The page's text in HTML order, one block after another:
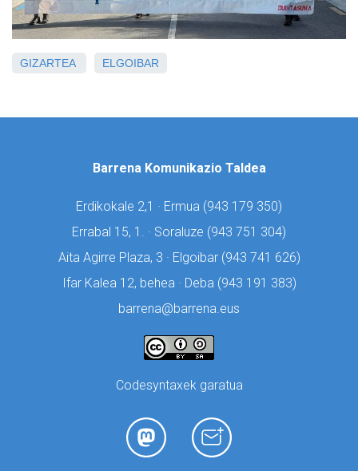
GIZARTEA ELGOIBAR
Barrena Komunikazio Taldea
Erdikokale 2,1 · Ermua (943 179 350)
Errabal 15, 1. · Soraluze (943 751 304)
Aita Agirre Plaza, 3 · Elgoibar (943 741 626)
Ifar Kalea 12, behea · Deba (943 191 383)
barrena@barrena.eus
Codesyntaxek garatua